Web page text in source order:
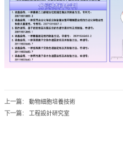
上一篇： 動物細胞培養技術
下一篇： 工程設計研究室